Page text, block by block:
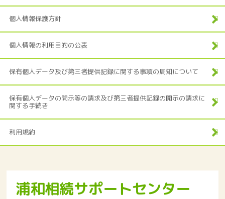
個人情報保護方針
個人情報の利用目的の公表
保有個人データ及び第三者提供記録に関する事項の周知について
保有個人データの開示等の請求及び第三者提供記録の開示の請求に
関する手続き
利用規約
浦和相続サポートセンター